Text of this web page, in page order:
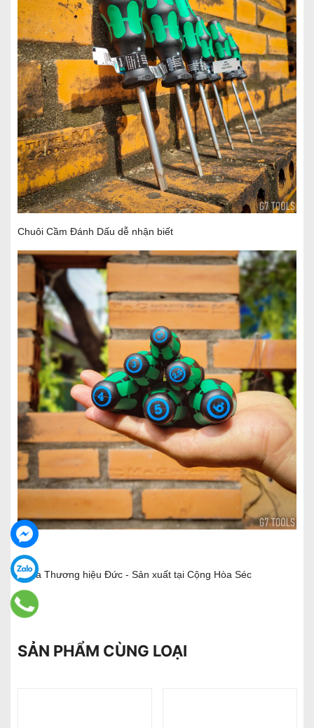
Chuôi Cầm Đánh Dấu dễ nhận biết
Wera Thương hiệu Đức - Sản xuất tại Cộng Hòa Séc
SẢN PHẨM CÙNG LOẠI